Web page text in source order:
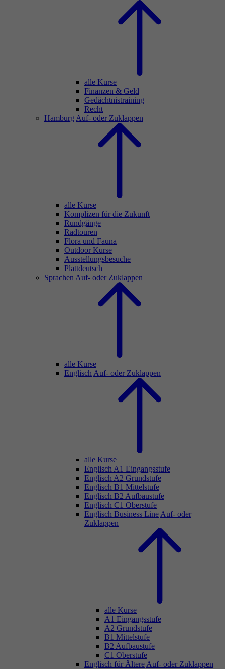
alle Kurse
Finanzen & Geld
Gedächtnistraining
Recht
Hamburg Auf- oder Zuklappen
alle Kurse
Komplizen für die Zukunft
Rundgänge
Radtouren
Flora und Fauna
Outdoor Kurse
Ausstellungsbesuche
Plattdeutsch
Sprachen Auf- oder Zuklappen
alle Kurse
Englisch Auf- oder Zuklappen
alle Kurse
Englisch A1 Eingangsstufe
Englisch A2 Grundstufe
Englisch B1 Mittelstufe
Englisch B2 Aufbaustufe
Englisch C1 Oberstufe
Englisch Business Line Auf- oder
Zuklappen
alle Kurse
A1 Eingangsstufe
A2 Grundstufe
B1 Mittelstufe
B2 Aufbaustufe
C1 Oberstufe
Englisch für Ältere Auf- oder Zuklappen